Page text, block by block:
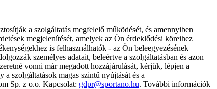
a szolgáltatás megfelelő működését, és amennyiben
megjelenítését, amelyek az Ön érdeklődési köreihez
is felhasználhatók - az Ön beleegyezésének
személyes adatait, beleértve a szolgáltatásban és azon
vonni már megadott hozzájárulását, kérjük, lépjen a
szolgáltatások magas szintű nyújtását és a
Sp. z o.o. Kapcsolat: gdpr@sportano.hu. További információk